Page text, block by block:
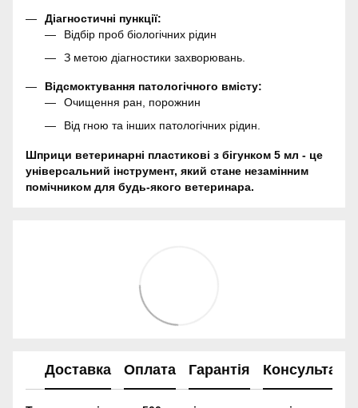
Діагностичні пункції:
Відбір проб біологічних рідин
З метою діагностики захворювань.
Відсмоктування патологічного вмісту:
Очищення ран, порожнин
Від гною та інших патологічних рідин.
Шприци ветеринарні пластикові з бігунком 5 мл - це
універсальний інструмент, який стане незамінним
помічником для будь-якого ветеринара.
Доставка Оплата Гарантія Консультація